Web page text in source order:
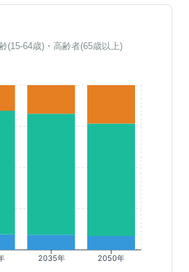
(15-64歳)・高齢者(65歳以上)
2035年 2050年